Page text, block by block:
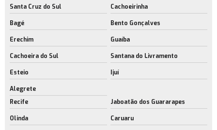
Santa Cruz do Sul Cachoeirinha
Bagé Bento Gonçalves
Erechim Guaíba
Cachoeira do Sul Santana do Livramento
Esteio Ijuí
Alegrete
Recife
Jaboatão dos Guararapes
Olinda Caruaru